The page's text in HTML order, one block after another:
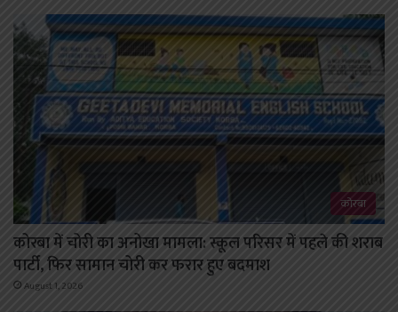
कोरबा
कोरबा में चोरी का अनोखा मामला: स्कूल परिसर में पहले की शराब
पार्टी, फिर सामान चोरी कर फरार हुए बदमाश
August 1, 2026